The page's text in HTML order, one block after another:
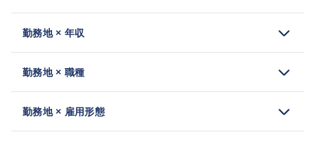
勤務地 × 年収
勤務地 × 職種
勤務地 × 雇用形態